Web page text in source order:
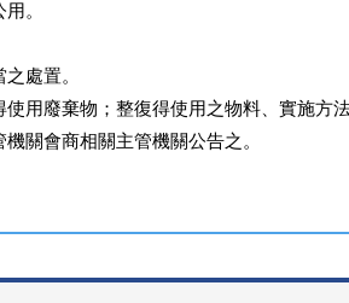
用。
之處置。
得使用廢棄物；整復得使用之物料、實施方
管機關會商相關主管機關公告之。